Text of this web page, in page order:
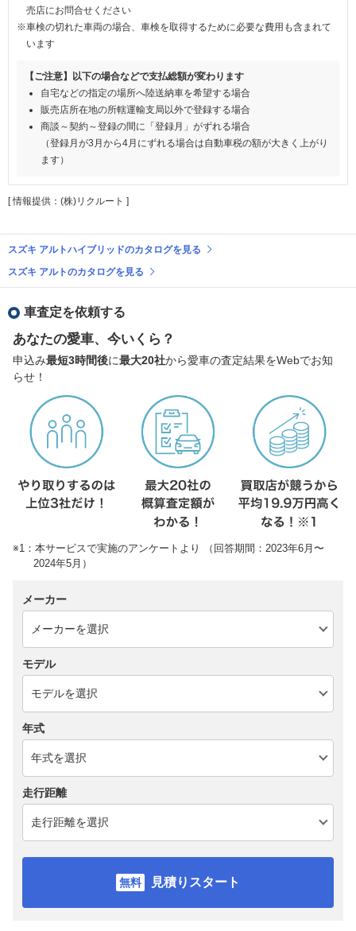
売店にお問合せください
※車検の切れた車両の場合、車検を取得するために必要な費用も含まれて
います
【ご注意】以下の場合などで支払総額が変わります
自宅などの指定の場所へ陸送納車を希望する場合
販売店所在地の所轄運輸支局以外で登録する場合
商談～契約～登録の間に「登録月」がずれる場合
（登録月が3月から4月にずれる場合は自動車税の額が大きく上がり
ます）
[ 情報提供：(株)リクルート ]
スズキ アルトハイブリッドのカタログを見る
スズキ アルトのカタログを見る
車査定を依頼する
あなたの愛車、今いくら？
申込み最短3時間後に最大20社から愛車の査定結果をWebでお知
らせ！
※1：本サービスで実施のアンケートより （回答期間：2023年6月〜
2024年5月）
メーカー
モデル
年式
走行距離
見積りスタート